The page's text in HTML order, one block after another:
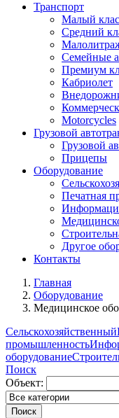
Транспорт
Малый
Средний
Семейные
Премиум
Кабриолет
Motorcycles
Грузовой
Грузовой
Прицепы
Оборудование
Печатная
Другое
Контакты
Главная
Оборудование
Медицинское
Сельскохозяйственный
промышленность
оборудование
Поиск
Объект:
Поиск